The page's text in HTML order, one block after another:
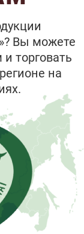
Вы можете
торговать
на